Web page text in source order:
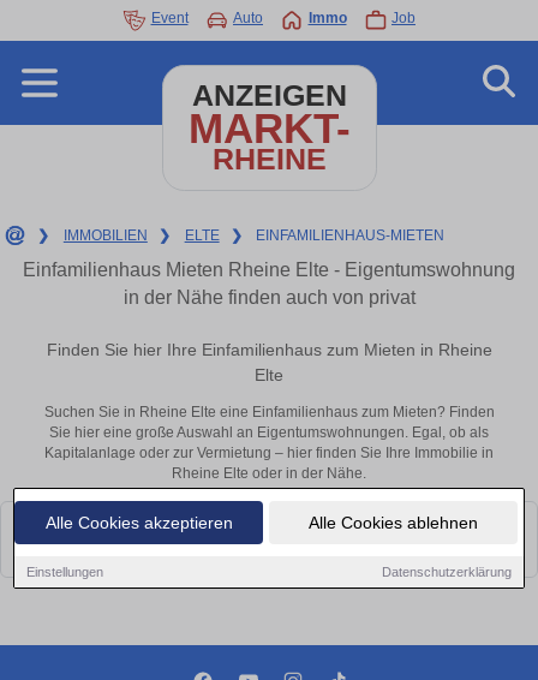
Alle Cookies akzeptieren Alle Cookies ablehnen
Einstellungen Datenschutzerklärung
Event Auto Immo Job
ANZEIGEN
MARKT-
RHEINE
❯ IMMOBILIEN ❯ ELTE ❯ EINFAMILIENHAUS-MIETEN
Einfamilienhaus Mieten Rheine Elte - Eigentumswohnung
in der Nähe finden auch von privat
Finden Sie hier Ihre Einfamilienhaus zum Mieten in Rheine
Elte
Suchen Sie in Rheine Elte eine Einfamilienhaus zum Mieten? Finden
Sie hier eine große Auswahl an Eigentumswohnungen. Egal, ob als
Kapitalanlage oder zur Vermietung – hier finden Sie Ihre Immobilie in
Rheine Elte oder in der Nähe.
Leider konnten wir derzeit keine passenden Objekte finden. Schauen Sie
bald wieder vorbei!